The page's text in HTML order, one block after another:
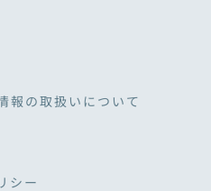
報の取扱いについて
シー